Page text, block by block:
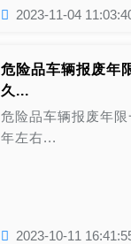
2023-11-04
危险品车辆报废年
久...
危险品车辆报废年限
年左右...
2023-10-11